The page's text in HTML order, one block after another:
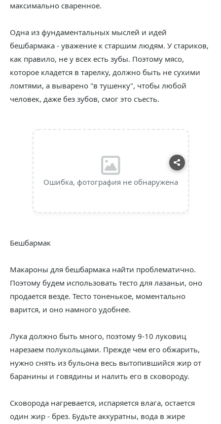
максимально сваренное.
Одна из фундаментальных мыслей и идей
бешбармака - уважение к старшим людям. У стариков,
как правило, не у всех есть зубы. Поэтому мясо,
которое кладется в тарелку, должно быть не сухими
ломтями, а выварено "в тушенку", чтобы любой
человек, даже без зубов, смог это съесть.
Ошибка, фотография не обнаружена
Бешбармак
Макароны для бешбармака найти проблематично.
Поэтому будем использовать тесто для лазаньи, оно
продается везде. Тесто тоненькое, моментально
варится, и оно намного удобнее.
Лука должно быть много, поэтому 9-10 луковиц
нарезаем полукольцами. Прежде чем его обжарить,
нужно снять из бульона весь вытопившийся жир от
баранины и говядины и налить его в сковороду.
Сковорода нагревается, испаряется влага, остается
один жир - брез. Будьте аккуратны, вода в жире